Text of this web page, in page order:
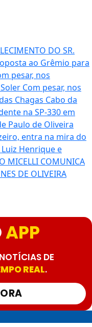
DO SR.
ao Grêmio para
pesar, nos
Com pesar, nos
Chagas Cabo da
na SP-330 em
Paulo de Oliveira
entra na mira do
Henrique e
MICELLI COMUNICA
DE OLIVEIRA
APP
DE
REAL.